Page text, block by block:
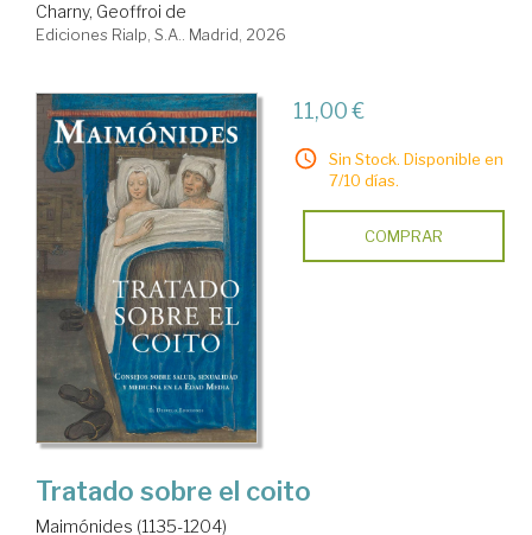
Charny, Geoffroi de
Ediciones Rialp, S.A.. Madrid, 2026
11,00 €
Sin Stock. Disponible en
7/10 días.
COMPRAR
Tratado sobre el coito
Maimónides (1135-1204)